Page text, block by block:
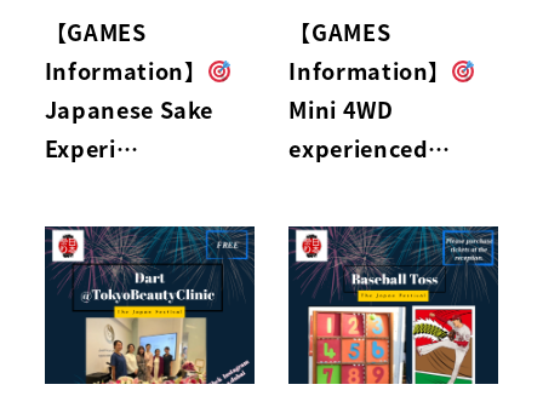
【GAMES
Information】
Japanese Sake
Experi…
【GAMES
Information】
Mini 4WD
experienced…